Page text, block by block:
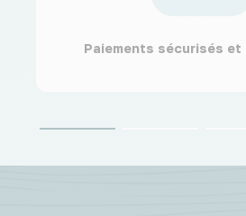
Paiements sécurisés et